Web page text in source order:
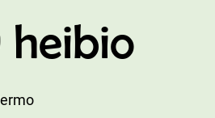
heibio